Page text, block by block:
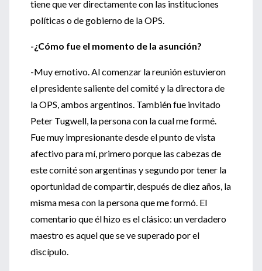
tiene que ver directamente con las instituciones
políticas o de gobierno de la OPS.
-¿Cómo fue el momento de la asunción?
-Muy emotivo. Al comenzar la reunión estuvieron
el presidente saliente del comité y la directora de
la OPS, ambos argentinos. También fue invitado
Peter Tugwell, la persona con la cual me formé.
Fue muy impresionante desde el punto de vista
afectivo para mí, primero porque las cabezas de
este comité son argentinas y segundo por tener la
oportunidad de compartir, después de diez años, la
misma mesa con la persona que me formó. El
comentario que él hizo es el clásico: un verdadero
maestro es aquel que se ve superado por el
discípulo.